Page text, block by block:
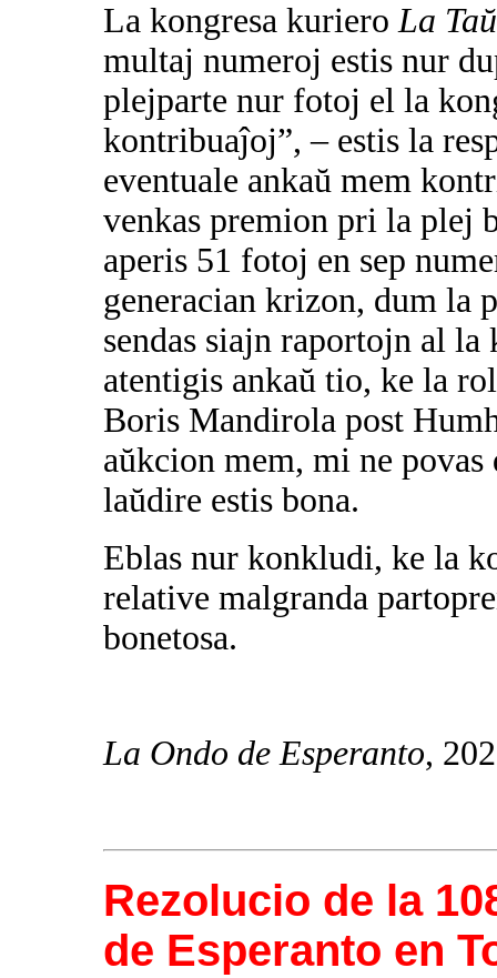
La kongresa kurieroLa
multaj numeroj estis nur
plejparte nur fotoj el la
kontribuaĵoj”, – estis la
eventuale ankaŭ mem
venkas premion pri la plej
aperis 51 fotoj en sep
generacian krizon, dum la
sendas siajn raportojn al
atentigis ankaŭ tio, ke la
Boris Mandirola post
aŭkcion mem, mi ne
laŭdire estis bona.
Eblas nur konkludi, ke la
relative malgranda
bonetosa.
La Ondo de Esperanto,
Rezolucio de la
de Esperanto en